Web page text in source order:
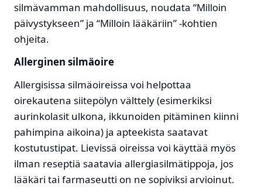
silmävamman mahdollisuus, noudata “Milloin
päivystykseen” ja “Milloin lääkäriin” -kohtien
ohjeita.
Allerginen silmäoire
Allergisissa silmäoireissa voi helpottaa
oirekautena siitepölyn välttely (esimerkiksi
aurinkolasit ulkona, ikkunoiden pitäminen kiinni
pahimpina aikoina) ja apteekista saatavat
kostutustipat. Lievissä oireissa voi käyttää myös
ilman reseptiä saatavia allergiasilmätippoja, jos
lääkäri tai farmaseutti on ne sopiviksi arvioinut.